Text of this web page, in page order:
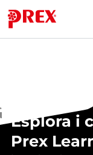
Esplora i
Prex